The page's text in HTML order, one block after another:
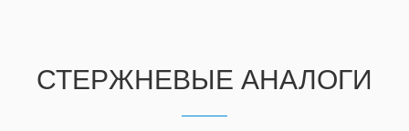
СТЕРЖНЕВЫЕ АНАЛОГИ